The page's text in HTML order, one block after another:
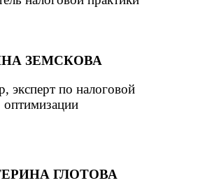
ЗЕМСКОВА
эксперт по налоговой
оптимизации
ГЛОТОВА